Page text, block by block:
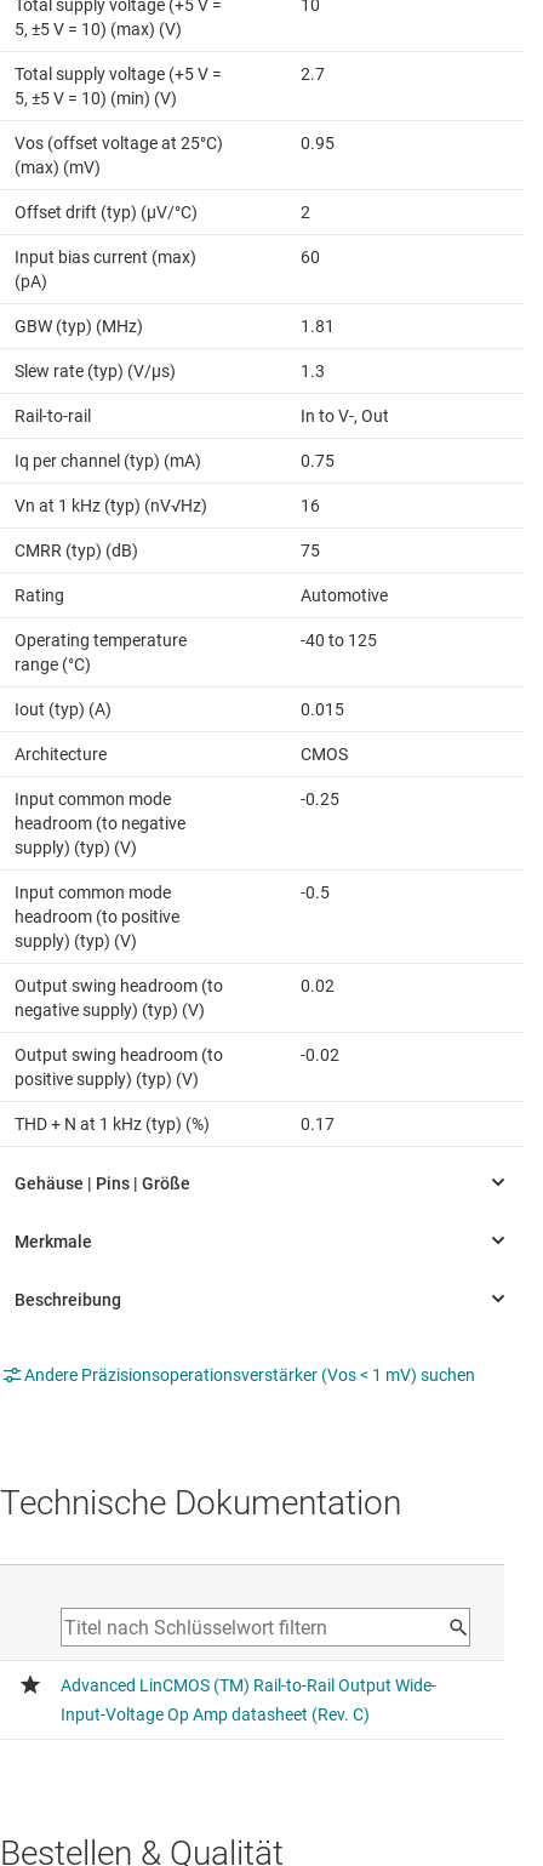
Total supply voltage (+5 V =
5, ±5 V = 10) (max) (V)
10
Total supply voltage (+5 V =
5, ±5 V = 10) (min) (V)
2.7
Vos (offset voltage at 25°C)
(max) (mV)
0.95
Offset drift (typ) (µV/°C) 2
Input bias current (max)
(pA)
60
GBW (typ) (MHz) 1.81
Slew rate (typ) (V/µs) 1.3
Rail-to-rail In to V-, Out
Iq per channel (typ) (mA) 0.75
Vn at 1 kHz (typ) (nV√Hz) 16
CMRR (typ) (dB) 75
Rating Automotive
Operating temperature
range (°C)
-40 to 125
Iout (typ) (A) 0.015
Architecture CMOS
Input common mode
headroom (to negative
supply) (typ) (V)
-0.25
Input common mode
headroom (to positive
supply) (typ) (V)
-0.5
Output swing headroom (to
negative supply) (typ) (V)
0.02
Output swing headroom (to
positive supply) (typ) (V)
-0.02
THD + N at 1 kHz (typ) (%) 0.17
Andere Präzisionsoperationsverstärker (Vos < 1 mV) suchen
Technische Dokumentation
Bestellen & Qualität